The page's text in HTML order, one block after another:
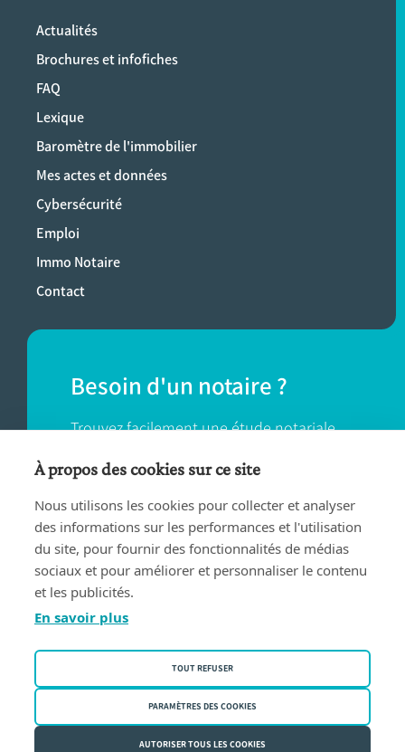
Actualités
Brochures et infofiches
FAQ
Lexique
Baromètre de l'immobilier
Mes actes et données
Cybersécurité
Emploi
Immo Notaire
Contact
Besoin d'un notaire ?
Trouvez facilement une étude notariale
près de chez vous.
TROUVER UN NOTAIRE
Conditions d'utilisation
Politique des cookies
Fednot asbl | Rue de la Montage 30/34 - 1000 Bruxelles | BE
À propos des cookies sur ce site
Nous utilisons les cookies pour collecter et analyser
des informations sur les performances et l'utilisation
du site, pour fournir des fonctionnalités de médias
sociaux et pour améliorer et personnaliser le contenu
et les publicités.
En savoir plus
TOUT REFUSER
PARAMÈTRES DES COOKIES
AUTORISER TOUS LES COOKIES